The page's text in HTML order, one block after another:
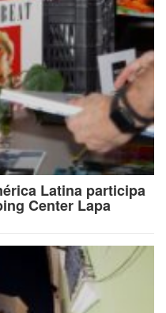
Latina participa
Center Lapa